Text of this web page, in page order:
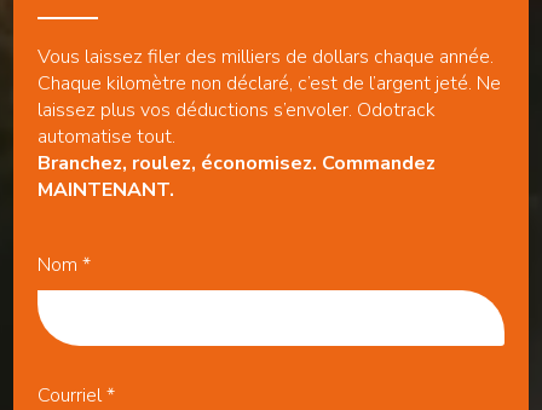
Vous laissez filer des milliers de dollars chaque année.
Chaque kilomètre non déclaré, c’est de l’argent jeté. Ne
laissez plus vos déductions s’envoler. Odotrack
automatise tout.
Branchez, roulez, économisez. Commandez
MAINTENANT.
Nom *
Courriel*